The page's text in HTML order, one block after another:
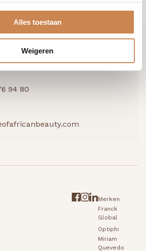
Alles toestaan
Weigeren
kennismaken
94 80
Merken
Franck
Global
Optiphi
Miriam
Quevedo